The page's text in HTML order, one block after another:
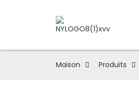
Maison Produits